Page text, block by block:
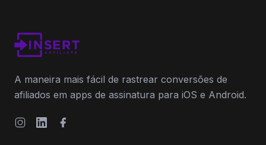
A maneira mais fácil de rastrear conversões de
afiliados em apps de assinatura para iOS e Android.
InstagramLinkedInFacebook